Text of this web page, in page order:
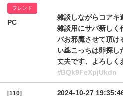
フレンド
PC
雑談しながらコアキ
雑談用にサバ新しく
バお邪魔させて頂け
い🙇こっちは卵探し
丈夫です、よろしく
#BQk9FeXpjUkdn
[110]
2024-10-27